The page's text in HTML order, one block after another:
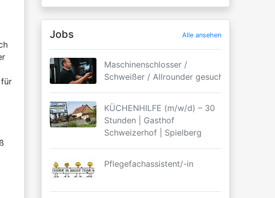
Jobs Alle ansehen
Maschinenschlosser /
Schweißer / Allrounder gesucht
KÜCHENHILFE (m/w/d) – 30
Stunden | Gasthof
Schweizerhof | Spielberg
Pflegefachassistent/-in